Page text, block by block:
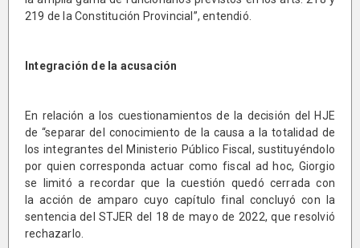
219 de la Constitución Provincial”, entendió.
Integración de la acusación
En relación a los cuestionamientos de la decisión del HJE
de “separar del conocimiento de la causa a la totalidad de
los integrantes del Ministerio Público Fiscal, sustituyéndolo
por quien corresponda actuar como fiscal ad hoc, Giorgio
se limitó a recordar que la cuestión quedó cerrada con
la acción de amparo cuyo capítulo final concluyó con la
sentencia del STJER del 18 de mayo de 2022, que resolvió
rechazarlo.